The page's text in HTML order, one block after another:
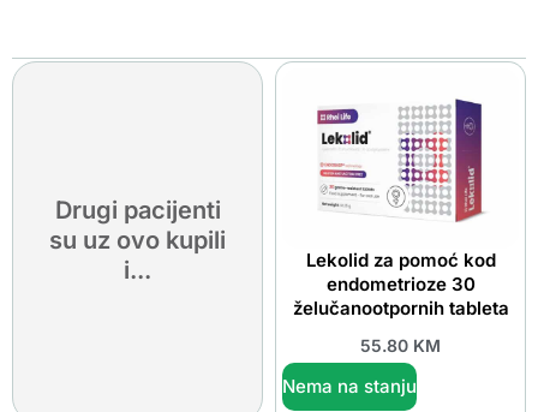
Drugi pacijenti
su uz ovo kupili
i...
Lekolid za pomoć kod
endometrioze 30
želučanootpornih tableta
55.80 KM
Nema na stanju